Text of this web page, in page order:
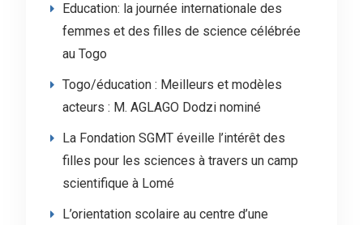
Education: la journée internationale des
femmes et des filles de science célébrée
au Togo
Togo/éducation : Meilleurs et modèles
acteurs : M. AGLAGO Dodzi nominé
La Fondation SGMT éveille l’intérêt des
filles pour les sciences à travers un camp
scientifique à Lomé
L’orientation scolaire au centre d’une